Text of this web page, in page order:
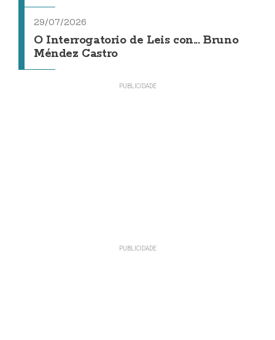
29/07/2026
O Interrogatorio de Leis con... Bruno
Méndez Castro